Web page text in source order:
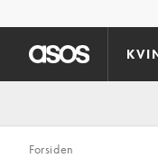
Forsiden